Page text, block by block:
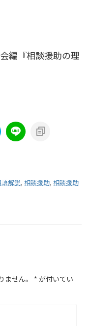
編『相談援助の理
解説, 相談援助, 相談援助
せん。 * が付いてい